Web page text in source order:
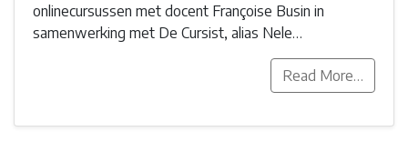
onlinecursussen met docent Françoise Busin in
samenwerking met De Cursist, alias Nele…
Read More…